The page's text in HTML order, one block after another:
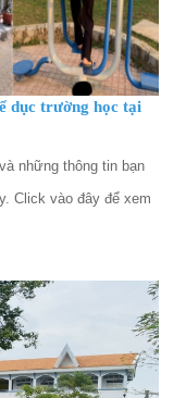
dục trường học tại
những thông tin bạn
Click vào đây để xem